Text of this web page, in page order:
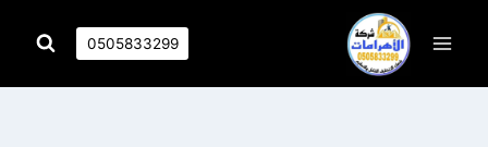
0505833299